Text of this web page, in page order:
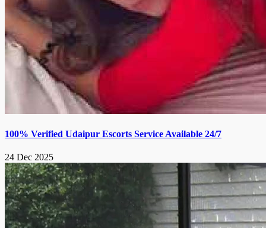
100% Verified Udaipur Escorts Service Available 24/7
24 Dec 2025